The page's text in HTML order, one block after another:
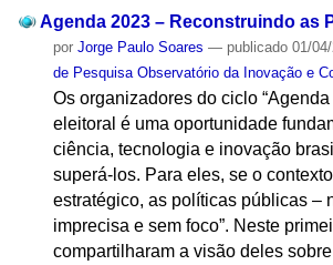
Agenda 2023 – Reconstruindo as
porJorge Paulo Soares — publicado 01/
de Pesquisa Observatório da Inovação e
Os organizadores do ciclo
eleitoral é uma oportunidade
ciência, tecnologia e inovação
superá-los. Para eles, se o
estratégico, as políticas públicas –
imprecisa e sem foco”. Neste
compartilharam a visão deles